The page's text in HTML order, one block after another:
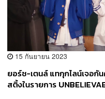
15 กันยายน 2023
ยอร์ช-เตนล์ แทกุกไลน์เจอกั
สติ้งในรายการ